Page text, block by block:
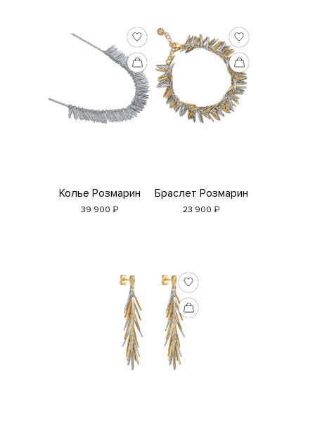
Колье Розмарин
39 900 ₽
Браслет Розмарин
23 900 ₽